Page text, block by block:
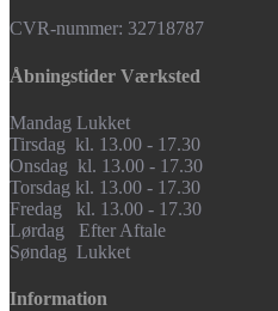
CVR-nummer: 32718787
Åbningstider Værksted
Mandag Lukket
Tirsdag kl. 13.00 - 17.30
Onsdag kl. 13.00 - 17.30
Torsdag kl. 13.00 - 17.30
Fredag kl. 13.00 - 17.30
Lørdag Efter Aftale
Søndag Lukket
Information